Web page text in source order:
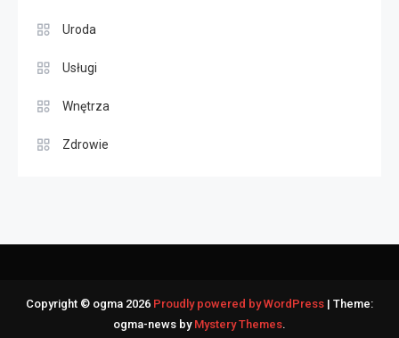
Uroda
Usługi
Wnętrza
Zdrowie
Copyright © ogma 2026 Proudly powered by WordPress | Theme:
ogma-news by Mystery Themes.